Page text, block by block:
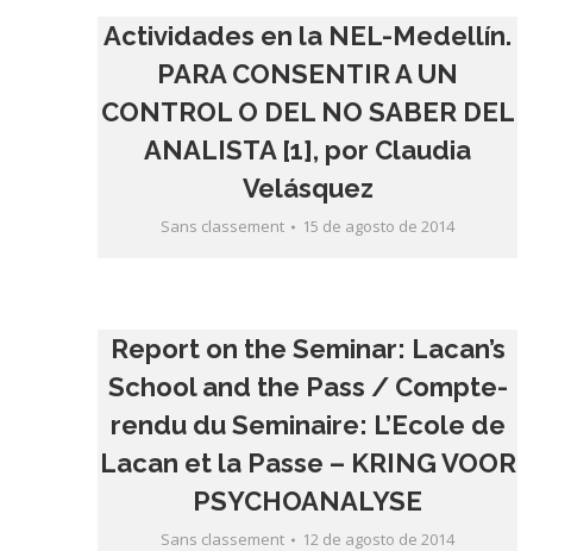
Actividades en la NEL-Medellín.
PARA CONSENTIR A UN
CONTROL O DEL NO SABER DEL
ANALISTA [1], por Claudia
Velásquez
Sans classement 15 de agosto de 2014
Report on the Seminar: Lacan’s
School and the Pass / Compte-
rendu du Seminaire: L’Ecole de
Lacan et la Passe – KRING VOOR
PSYCHOANALYSE
Sans classement 12 de agosto de 2014